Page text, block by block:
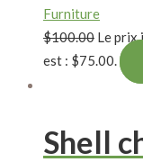
Furniture
$100.00 Le prix
est : $75.00.
Shell